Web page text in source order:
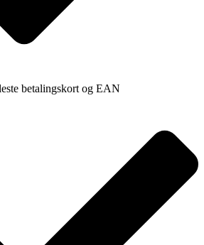
betalingskort og EAN